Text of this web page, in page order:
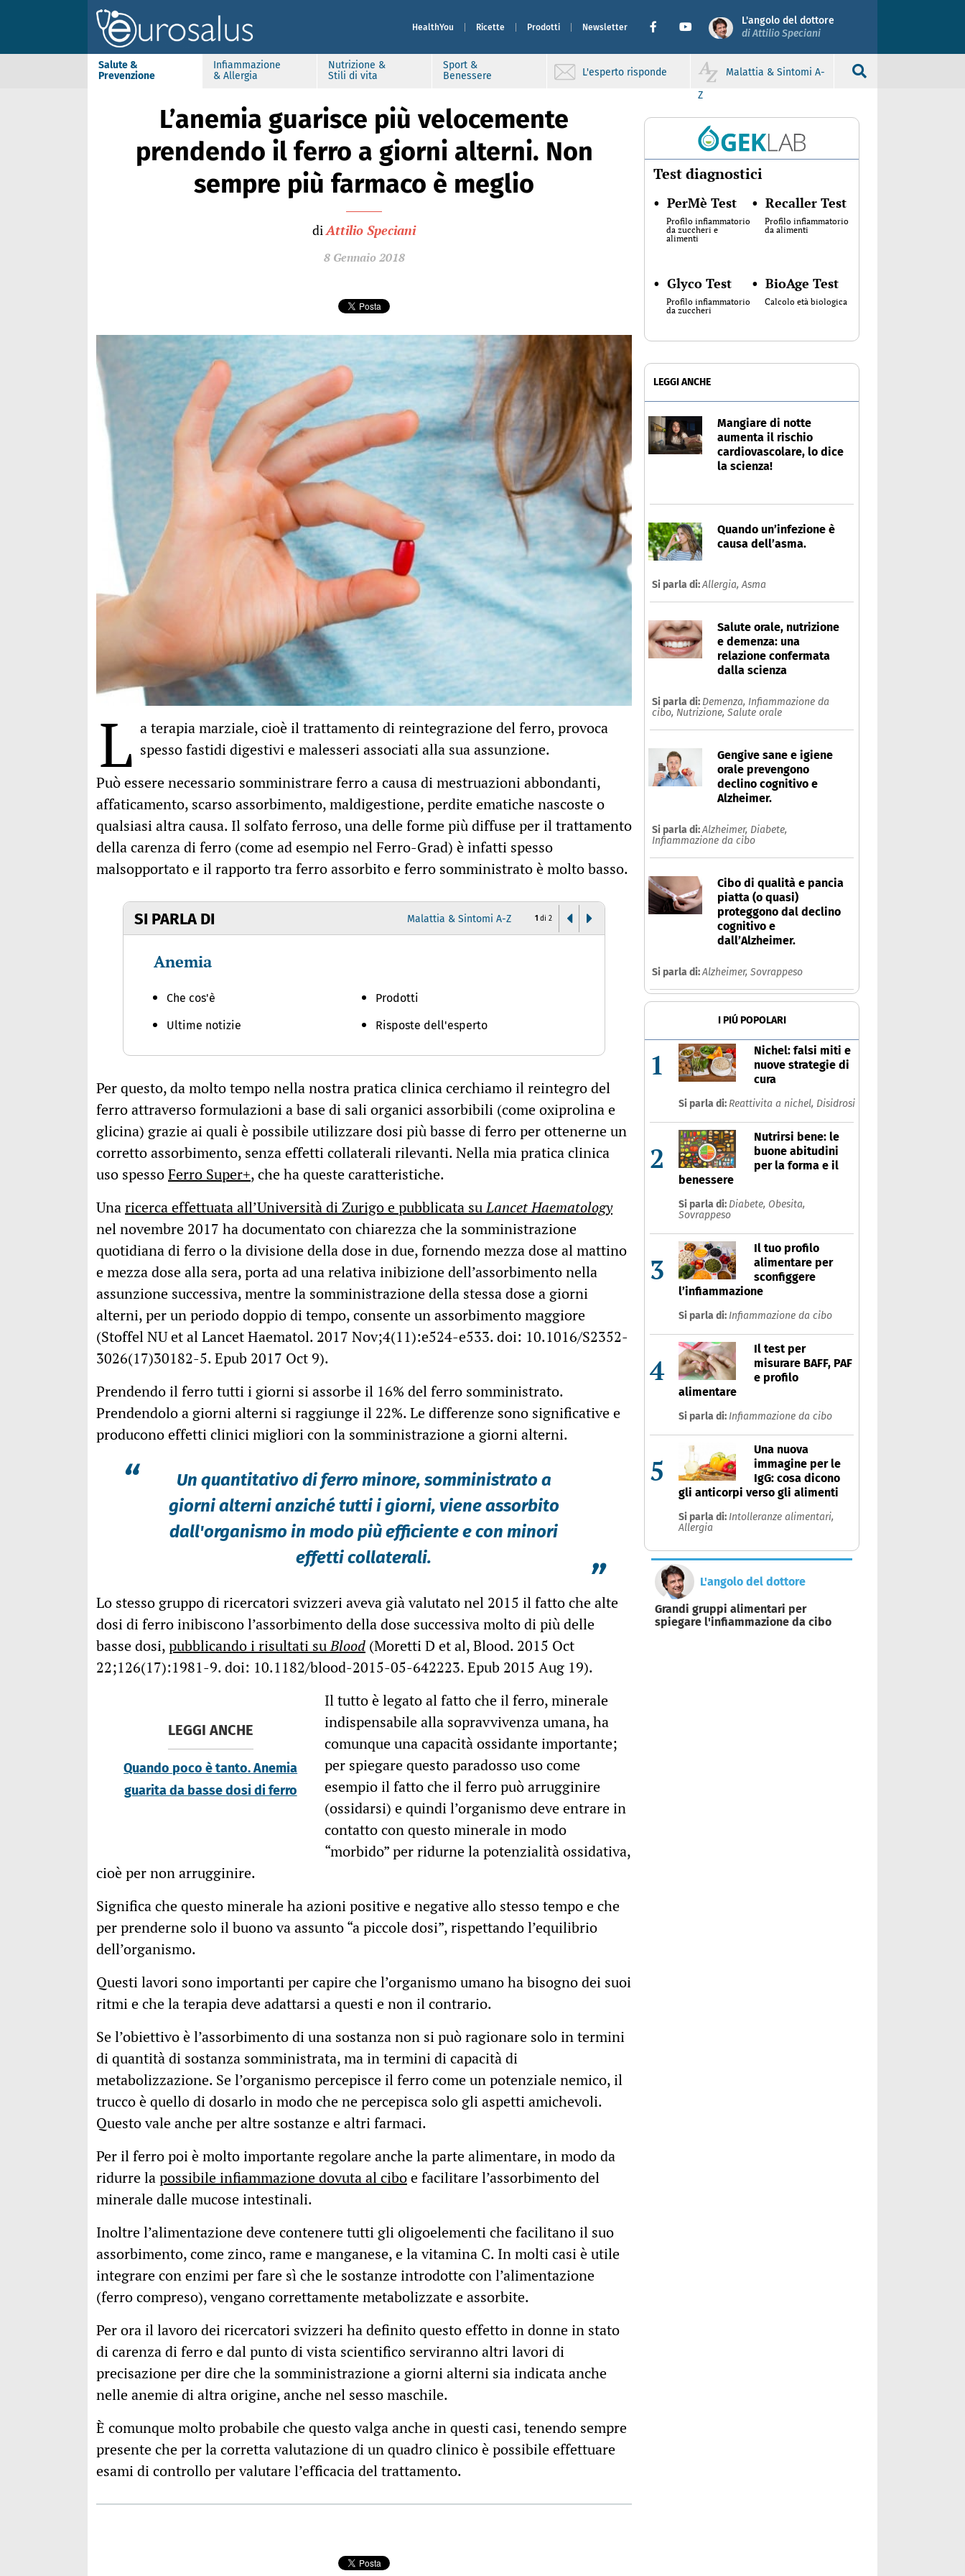
HealthYou Ricette Prodotti Newsletter
L'angolo del dottore
di Attilio Speciani
Salute &
Prevenzione
Infiammazione
& Allergia
Nutrizione &
Stili di vita
Sport &
Benessere
L'esperto risponde
Malattia & Sintomi A-
Z
L’anemia guarisce più velocemente
prendendo il ferro a giorni alterni. Non
sempre più farmaco è meglio
diAttilio Speciani
8 Gennaio 2018
L a terapia marziale, cioè il trattamento di reintegrazione del ferro, provoca
spesso fastidi digestivi e malesseri associati alla sua assunzione.
Può essere necessario somministrare ferro a causa di mestruazioni abbondanti,
affaticamento, scarso assorbimento, maldigestione, perdite ematiche nascoste o
qualsiasi altra causa. Il solfato ferroso, una delle forme più diffuse per il trattamento
della carenza di ferro (come ad esempio nel Ferro-Grad) è infatti spesso
malsopportato e il rapporto tra ferro assorbito e ferro somministrato è molto basso.
SI PARLA DI Malattia & Sintomi A-Z
Anemia
Che cos'è
Ultime notizie
Prodotti
Risposte dell'esperto
Diarrea
Che cos'è
Ultime notizie
Prodotti
1 di 2
Per questo, da molto tempo nella nostra pratica clinica cerchiamo il reintegro del
ferro attraverso formulazioni a base di sali organici assorbibili (come oxiprolina e
glicina) grazie ai quali è possibile utilizzare dosi più basse di ferro per ottenerne un
corretto assorbimento, senza effetti collaterali rilevanti. Nella mia pratica clinica
uso spessoFerro Super+, che ha queste caratteristiche.
Unaricerca effettuata all’Università di Zurigo e pubblicata suLancet Haematology
nel novembre 2017 ha documentato con chiarezza che la somministrazione
quotidiana di ferro o la divisione della dose in due, fornendo mezza dose al mattino
e mezza dose alla sera, porta ad una relativa inibizione dell’assorbimento nella
assunzione successiva, mentre la somministrazione della stessa dose a giorni
alterni, per un periodo doppio di tempo, consente un assorbimento maggiore
(Stoffel NU et al Lancet Haematol. 2017 Nov;4(11):e524-e533. doi: 10.1016/S2352-
3026(17)30182-5. Epub 2017 Oct 9).
Prendendo il ferro tutti i giorni si assorbe il 16% del ferro somministrato.
Prendendolo a giorni alterni si raggiunge il 22%. Le differenze sono significative e
producono effetti clinici migliori con la somministrazione a giorni alterni.
“
Un quantitativo di ferro minore, somministrato a
giorni alterni anziché tutti i giorni, viene assorbito
dall'organismo in modo più efficiente e con minori
effetti collaterali.
”
Lo stesso gruppo di ricercatori svizzeri aveva già valutato nel 2015 il fatto che alte
dosi di ferro inibiscono l’assorbimento della dose successiva molto di più delle
basse dosi,pubblicando i risultati suBlood (Moretti D et al, Blood. 2015 Oct
22;126(17):1981-9. doi: 10.1182/blood-2015-05-642223. Epub 2015 Aug 19).
LEGGI ANCHE
Quando poco è tanto. Anemia
guarita da basse dosi di ferro
Il tutto è legato al fatto che il ferro, minerale
indispensabile alla sopravvivenza umana, ha
comunque una capacità ossidante importante;
per spiegare questo paradosso uso come
esempio il fatto che il ferro può arrugginire
(ossidarsi) e quindi l’organismo deve entrare in
contatto con questo minerale in modo
“morbido” per ridurne la potenzialità ossidativa,
cioè per non arrugginire.
Significa che questo minerale ha azioni positive e negative allo stesso tempo e che
per prenderne solo il buono va assunto “a piccole dosi”, rispettando l’equilibrio
dell’organismo.
Questi lavori sono importanti per capire che l’organismo umano ha bisogno dei suoi
ritmi e che la terapia deve adattarsi a questi e non il contrario.
Se l’obiettivo è l’assorbimento di una sostanza non si può ragionare solo in termini
di quantità di sostanza somministrata, ma in termini di capacità di
metabolizzazione. Se l’organismo percepisce il ferro come un potenziale nemico, il
trucco è quello di dosarlo in modo che ne percepisca solo gli aspetti amichevoli.
Questo vale anche per altre sostanze e altri farmaci.
Per il ferro poi è molto importante regolare anche la parte alimentare, in modo da
ridurre lapossibile infiammazione dovuta al ciboe facilitare l’assorbimento del
minerale dalle mucose intestinali.
Inoltre l’alimentazione deve contenere tutti gli oligoelementi che facilitano il suo
assorbimento, come zinco, rame e manganese, e la vitamina C. In molti casi è utile
integrare con enzimi per fare sì che le sostanze introdotte con l’alimentazione
(ferro compreso), vengano correttamente metabolizzate e assorbite.
Per ora il lavoro dei ricercatori svizzeri ha definito questo effetto in donne in stato
di carenza di ferro e dal punto di vista scientifico serviranno altri lavori di
precisazione per dire che la somministrazione a giorni alterni sia indicata anche
nelle anemie di altra origine, anche nel sesso maschile.
È comunque molto probabile che questo valga anche in questi casi, tenendo sempre
presente che per la corretta valutazione di un quadro clinico è possibile effettuare
esami di controllo per valutare l’efficacia del trattamento.
Test diagnostici
• PerMè Test
Profilo infiammatorio
da zuccheri e
alimenti
• Recaller Test
Profilo infiammatorio
da alimenti
• Glyco Test
Profilo infiammatorio
da zuccheri
• BioAge Test
Calcolo età biologica
LEGGI ANCHE
Mangiare di notte
aumenta il rischio
cardiovascolare, lo dice
la scienza!
Quando un’infezione è
causa dell’asma.
Si parla di:Allergia,Asma
Salute orale, nutrizione
e demenza: una
relazione confermata
dalla scienza
Si parla di: Demenza, Infiammazione da
cibo, Nutrizione, Salute orale
Gengive sane e igiene
orale prevengono
declino cognitivo e
Alzheimer.
Si parla di:Alzheimer, Diabete,
Infiammazione da cibo
Cibo di qualità e pancia
piatta (o quasi)
proteggono dal declino
cognitivo e
dall’Alzheimer.
Si parla di:Alzheimer, Sovrappeso
I PIÚ POPOLARI
1
Nichel: falsi miti e
nuove strategie di
cura
Si parla di: Reattivita a nichel, Disidrosi
2
Nutrirsi bene: le
buone abitudini
per la forma e il
benessere
Si parla di: Diabete, Obesita,
Sovrappeso
3
Il tuo profilo
alimentare per
sconfiggere
l’infiammazione
Si parla di: Infiammazione da cibo
4
Il test per
misurare BAFF, PAF
e profilo
alimentare
Si parla di: Infiammazione da cibo
5
Una nuova
immagine per le
IgG: cosa dicono
gli anticorpi verso gli alimenti
Si parla di: Intolleranze alimentari,
Allergia
L'angolo del dottore
Grandi gruppi alimentari per
spiegare l'infiammazione da cibo